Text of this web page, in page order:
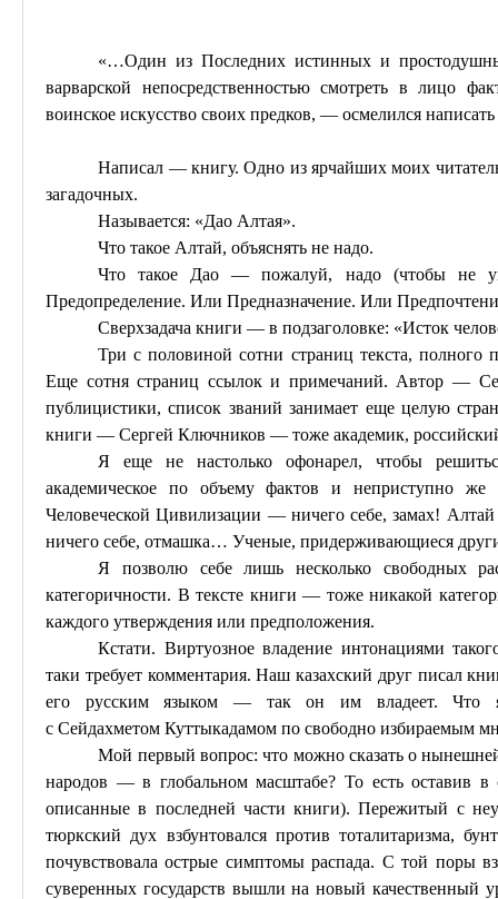
«…Один из Последних истинных и
варварской непосредственностью смотреть в лицо
воинское искусство своих предков, — осмелился
Написал — книгу. Одно из ярчайших моих
загадочных.
Называется: «Дао Алтая».
Что такое Алтай, объяснять не надо.
Что такое Дао — пожалуй, надо (чтобы не
Предопределение. Или Предназначение. Или
Сверхзадача книги — в подзаголовке: «Исток
Три с половиной сотни страниц текста, полного
Еще сотня страниц ссылок и примечаний. Автор —
публицистики, список званий занимает еще целую
книги — Сергей Ключников — тоже академик,
Я еще не настолькоофонарел, чтобы
академическое по объему фактов и неприступно же
Человеческой Цивилизации — ничего себе, замах!
ничего себе, отмашка… Ученые, придерживающиеся
Я позволю себе лишь несколько свободных
категоричности. В тексте книги — тоже никакой
каждого утверждения или предположения.
Кстати. Виртуозное владение интонациями
таки требует комментария. Наш казахский друг писал
его русским языком — так он им владеет.
с Сейдахметом Куттыкадамом по свободно избираемым
Мой первый вопрос: что можно сказать о
народов — в глобальном масштабе? То естьоставив в
описанные в последней части книги). Пережитый с
тюркский дух взбунтовался против тоталитаризма,
почувствовала острые симптомы распада. С той поры
суверенных государств вышли на новый качественный